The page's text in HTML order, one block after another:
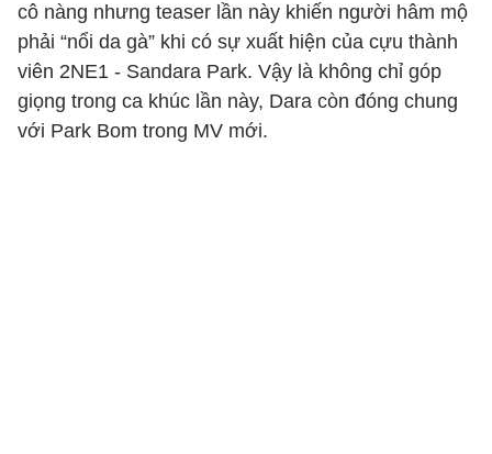
cô nàng nhưng teaser lần này khiến người hâm mộ
phải “nổi da gà” khi có sự xuất hiện của cựu thành
viên 2NE1 - Sandara Park. Vậy là không chỉ góp
giọng trong ca khúc lần này, Dara còn đóng chung
với Park Bom trong MV mới.